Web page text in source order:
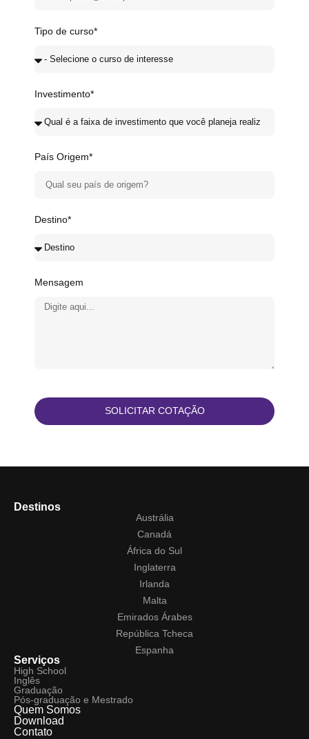
Tipo de curso*
Investimento*
País Origem*
Destino*
Mensagem
SOLICITAR COTAÇÃO
Destinos
Austrália
Canadá
África do Sul
Inglaterra
Irlanda
Malta
Emirados Árabes
República Tcheca
Espanha
Serviços
High School
Inglês
Graduação
Pós-graduação e Mestrado
Quem Somos
Download
Contato